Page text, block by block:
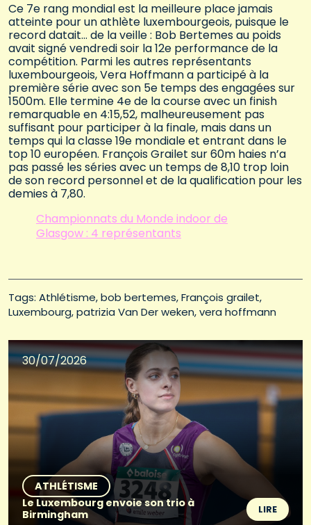
Ce 7e rang mondial est la meilleure place jamais
atteinte pour un athlète luxembourgeois, puisque le
record datait… de la veille : Bob Bertemes au poids
avait signé vendredi soir la 12e performance de la
compétition. Parmi les autres représentants
luxembourgeois, Vera Hoffmann a participé à la
première série avec son 5e temps des engagées sur
1500m. Elle termine 4e de la course avec un finish
remarquable en 4:15,52, malheureusement pas
suffisant pour participer à la finale, mais dans un
temps qui la classe 19e mondiale et entrant dans le
top 10 européen. François Grailet sur 60m haies n’a
pas passé les séries avec un temps de 8,10 trop loin
de son record personnel et de la qualification pour les
demies à 7,80.
Championnats du Monde indoor de
Glasgow : 4 représentants
Tags: Athlétisme bob bertemes François grailet
Luxembourg patrizia Van Der weken vera hoffmann
30/07/2026
ATHLÉTISME
Le Luxembourg envoie son trio à
Birmingham
LIRE